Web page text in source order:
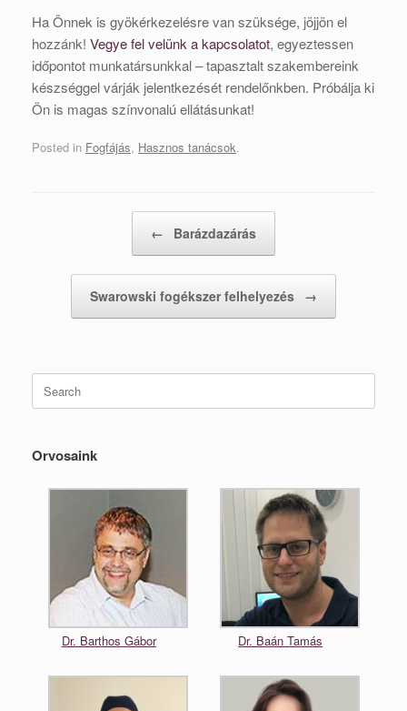
Ha Önnek is gyökérkezelésre van szüksége, jöjjön el
hozzánk! Vegye fel velünk a kapcsolatot, egyeztessen
időpontot munkatársunkkal – tapasztalt szakembereink
készséggel várják jelentkezését rendelőnkben. Próbálja ki
Ön is magas színvonalú ellátásunkat!
Posted in Fogfájás, Hasznos tanácsok.
← Barázdazárás
Swarowski fogékszer felhelyezés →
Search
for:
Orvosaink
Dr. Barthos Gábor Dr. Baán Tamás